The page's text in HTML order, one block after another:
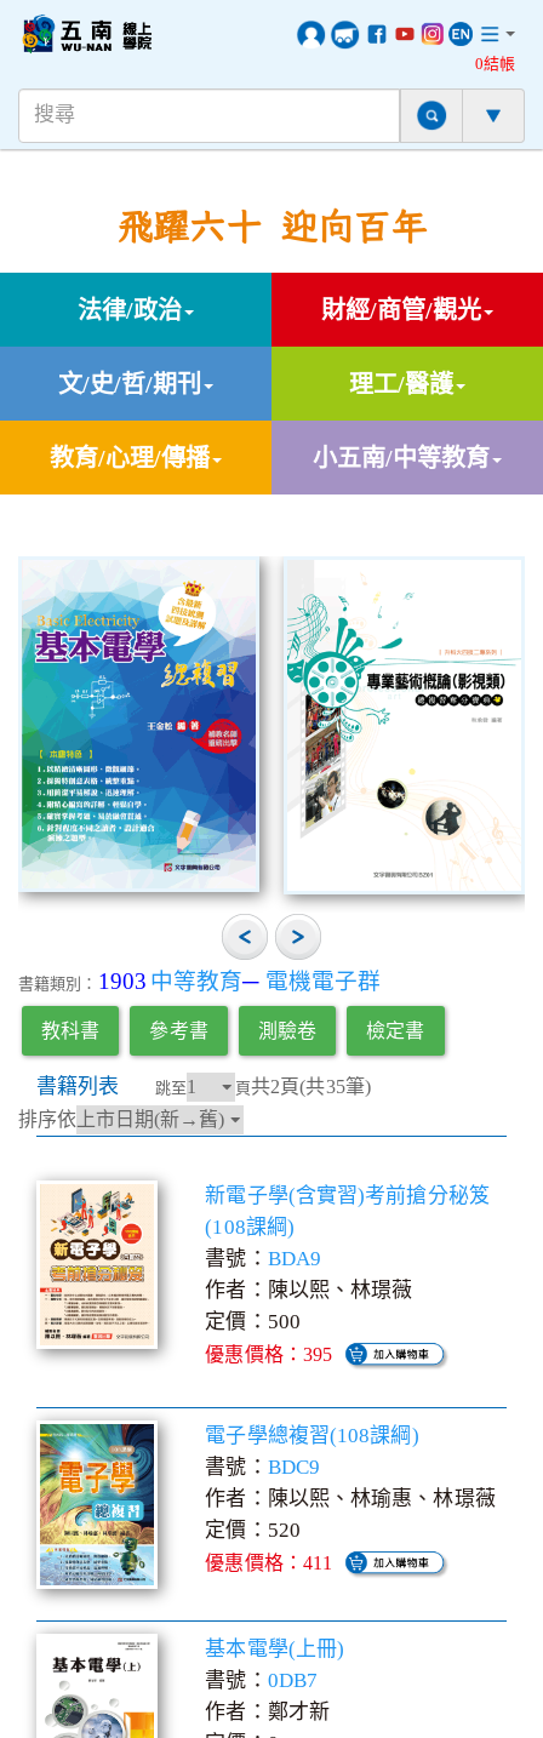
0結帳
飛躍六十 迎向百年
法律/政治 財經/商管/觀光
文/史/哲/期刊 理工/醫護
教育/心理/傳播 小五南/中等教育
書籍類別： 1903 中等教育─ 電機電子群
教科書 參考書 測驗卷 檢定書
書籍列表 跳至 頁共2頁(共35筆)
排序依
新電子學(含實習)考前搶分秘笈
(108課綱)
書號： BDA9
作者：陳以熙、林璟薇
定價：500
優惠價格：395
電子學總複習(108課綱)
書號： BDC9
作者：陳以熙、林瑜惠、林璟薇
定價：520
優惠價格：411
基本電學(上冊)
書號： 0DB7
作者：鄭才新